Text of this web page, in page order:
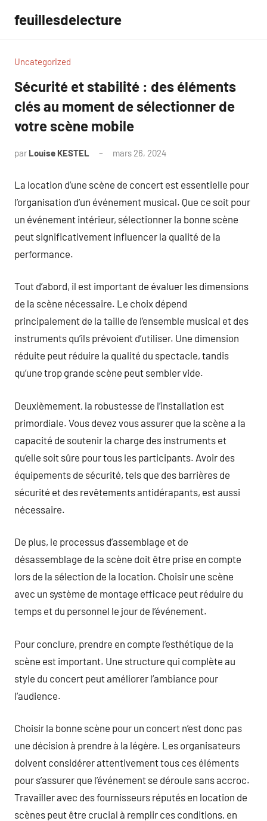
contenu
feuillesdelecture
Uncategorized
Sécurité et stabilité : des éléments
clés au moment de sélectionner de
votre scène mobile
par Louise KESTEL mars 26, 2024
La location d’une scène de concert est essentielle pour
l’organisation d’un événement musical. Que ce soit pour
un événement intérieur, sélectionner la bonne scène
peut significativement influencer la qualité de la
performance.
Tout d’abord, il est important de évaluer les dimensions
de la scène nécessaire. Le choix dépend
principalement de la taille de l’ensemble musical et des
instruments qu’ils prévoient d’utiliser. Une dimension
réduite peut réduire la qualité du spectacle, tandis
qu’une trop grande scène peut sembler vide.
Deuxièmement, la robustesse de l’installation est
primordiale. Vous devez vous assurer que la scène a la
capacité de soutenir la charge des instruments et
qu’elle soit sûre pour tous les participants. Avoir des
équipements de sécurité, tels que des barrières de
sécurité et des revêtements antidérapants, est aussi
nécessaire.
De plus, le processus d’assemblage et de
désassemblage de la scène doit être prise en compte
lors de la sélection de la location. Choisir une scène
avec un système de montage efficace peut réduire du
temps et du personnel le jour de l’événement.
Pour conclure, prendre en compte l’esthétique de la
scène est important. Une structure qui complète au
style du concert peut améliorer l’ambiance pour
l’audience.
Choisir la bonne scène pour un concert n’est donc pas
une décision à prendre à la légère. Les organisateurs
doivent considérer attentivement tous ces éléments
pour s’assurer que l’événement se déroule sans accroc.
Travailler avec des fournisseurs réputés en location de
scènes peut être crucial à remplir ces conditions, en